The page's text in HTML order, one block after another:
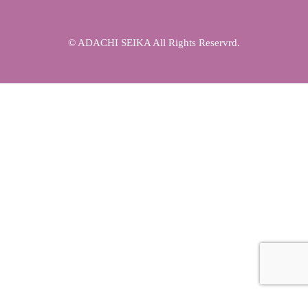
© ADACHI SEIKA All Rights Reservrd.